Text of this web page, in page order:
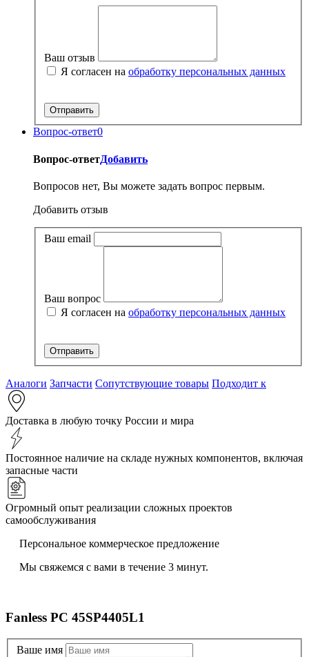
Ваш отзыв
Я согласен на обработку персональных данных
Вопрос-ответ0
Вопрос-ответДобавить
Вопросов нет, Вы можете задать вопрос первым.
Добавить отзыв
Ваш email
Ваш вопрос
Я согласен на обработку персональных данных
Аналоги Запчасти Сопутствующие товары Подходит к
Доставка в любую точку России и мира
Постоянное наличие на складе нужных компонентов, включая
запасные части
Огромный опыт реализации сложных проектов
самообслуживания
Персональное коммерческое предложение
Мы свяжемся с вами в течение 3 минут.
Fanless PC 45SP4405L1
Ваше имя